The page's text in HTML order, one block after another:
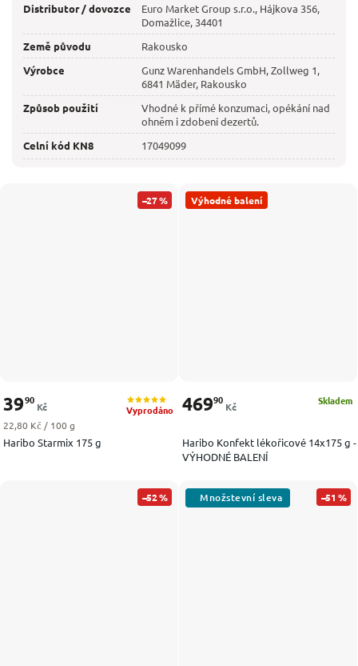
Distributor / dovozce
Euro Market Group s.r.o., Hájkova 356,
Domažlice, 34401
Země původu
Rakousko
Výrobce
Gunz Warenhandels GmbH, Zollweg 1,
6841 Mäder, Rakousko
Způsob použití
Vhodné k přímé konzumaci, opékání nad
ohněm i zdobení dezertů.
Celní kód KN8
17049099
–27 %
Haribo Starmix 175 g
Vyprodáno
3990
Kč
Měrná cena:
22,80 Kč / 100 g
Výhodné balení
Haribo Konfekt lékořicové 14x175 g -
VÝHODNÉ BALENÍ
Skladem
46990
Kč
–52 % –51 %